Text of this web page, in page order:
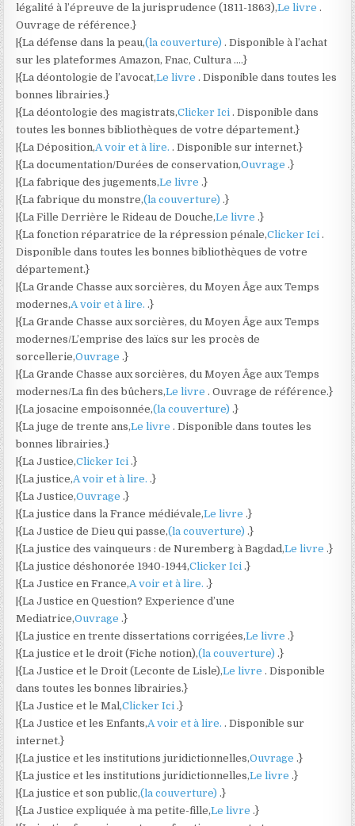
légalité à l’épreuve de la jurisprudence (1811-1863),Le livre .
Ouvrage de référence.}
|{La défense dans la peau,(la couverture) . Disponible à l’achat
sur les plateformes Amazon, Fnac, Cultura ….}
|{La déontologie de l’avocat,Le livre . Disponible dans toutes les
bonnes librairies.}
|{La déontologie des magistrats,Clicker Ici . Disponible dans
toutes les bonnes bibliothèques de votre département.}
|{La Déposition,A voir et à lire. . Disponible sur internet.}
|{La documentation/Durées de conservation,Ouvrage .}
|{La fabrique des jugements,Le livre .}
|{La fabrique du monstre,(la couverture) .}
|{La Fille Derrière le Rideau de Douche,Le livre .}
|{La fonction réparatrice de la répression pénale,Clicker Ici .
Disponible dans toutes les bonnes bibliothèques de votre
département.}
|{La Grande Chasse aux sorcières, du Moyen Âge aux Temps
modernes,A voir et à lire. .}
|{La Grande Chasse aux sorcières, du Moyen Âge aux Temps
modernes/L’emprise des laïcs sur les procès de
sorcellerie,Ouvrage .}
|{La Grande Chasse aux sorcières, du Moyen Âge aux Temps
modernes/La fin des bûchers,Le livre . Ouvrage de référence.}
|{La josacine empoisonnée,(la couverture) .}
|{La juge de trente ans,Le livre . Disponible dans toutes les
bonnes librairies.}
|{La Justice,Clicker Ici .}
|{La justice,A voir et à lire. .}
|{La Justice,Ouvrage .}
|{La justice dans la France médiévale,Le livre .}
|{La Justice de Dieu qui passe,(la couverture) .}
|{La justice des vainqueurs : de Nuremberg à Bagdad,Le livre .}
|{La justice déshonorée 1940-1944,Clicker Ici .}
|{La Justice en France,A voir et à lire. .}
|{La Justice en Question? Experience d’une
Mediatrice,Ouvrage .}
|{La justice en trente dissertations corrigées,Le livre .}
|{La justice et le droit (Fiche notion),(la couverture) .}
|{La Justice et le Droit (Leconte de Lisle),Le livre . Disponible
dans toutes les bonnes librairies.}
|{La Justice et le Mal,Clicker Ici .}
|{La Justice et les Enfants,A voir et à lire. . Disponible sur
internet.}
|{La justice et les institutions juridictionnelles,Ouvrage .}
|{La justice et les institutions juridictionnelles,Le livre .}
|{La justice et son public,(la couverture) .}
|{La Justice expliquée à ma petite-fille,Le livre .}